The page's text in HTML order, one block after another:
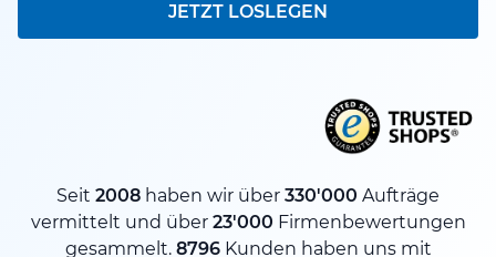
JETZT LOSLEGEN
Seit 2008 haben wir über 330'000 Aufträge
vermittelt und über 23'000 Firmenbewertungen
gesammelt. 8796Kunden haben uns mit